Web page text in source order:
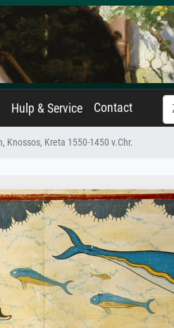
Hulp & Service Contact
Knossos, Kreta 1550-1450 v.Chr.